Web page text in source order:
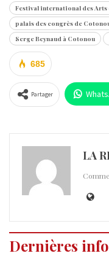
Festival international des Arts
palais des congrès de
Serge Beynaud à Cotonou
685
Partager
LA
Dernières